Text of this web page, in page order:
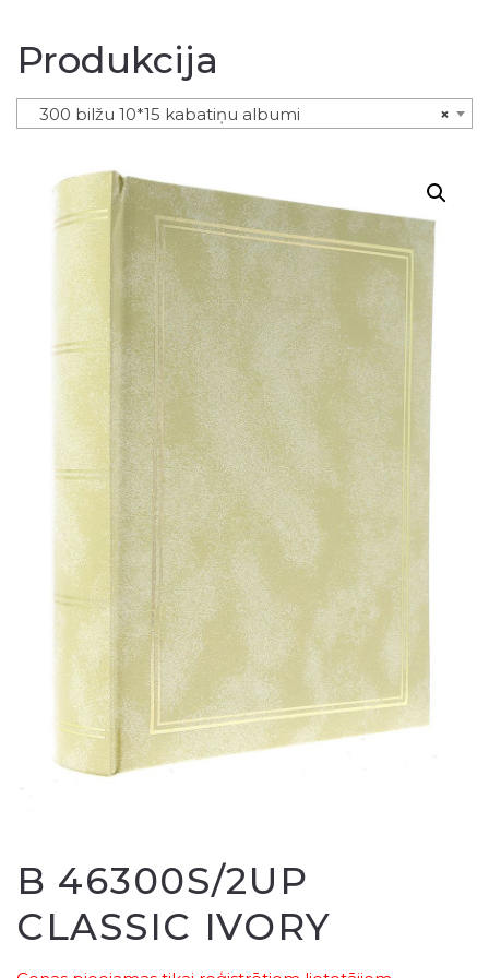
Produkcija
×
300 bilžu 10*15 kabatiņu albumi
B 46300S/2UP
CLASSIC IVORY